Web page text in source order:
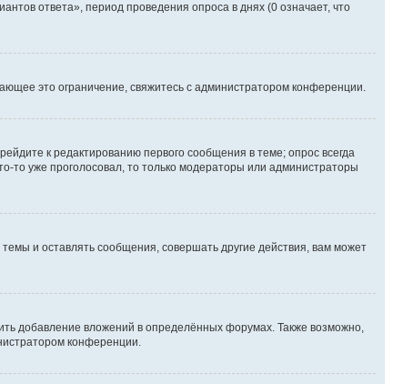
ответа», период проведения опроса в днях (0 означает, что
это ограничение, свяжитесь с администратором конференции.
к редактированию первого сообщения в теме; опрос всегда
то уже проголосовал, то только модераторы или администраторы
и оставлять сообщения, совершать другие действия, вам может
добавление вложений в определённых форумах. Также возможно,
конференции.